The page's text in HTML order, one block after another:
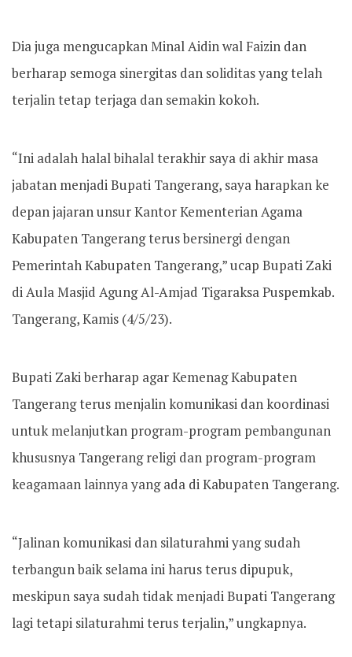
Dia juga mengucapkan Minal Aidin wal Faizin dan
berharap semoga sinergitas dan soliditas yang telah
terjalin tetap terjaga dan semakin kokoh.
“Ini adalah halal bihalal terakhir saya di akhir masa
jabatan menjadi Bupati Tangerang, saya harapkan ke
depan jajaran unsur Kantor Kementerian Agama
Kabupaten Tangerang terus bersinergi dengan
Pemerintah Kabupaten Tangerang,” ucap Bupati Zaki
di Aula Masjid Agung Al-Amjad Tigaraksa Puspemkab.
Tangerang, Kamis (4/5/23).
Bupati Zaki berharap agar Kemenag Kabupaten
Tangerang terus menjalin komunikasi dan koordinasi
untuk melanjutkan program-program pembangunan
khususnya Tangerang religi dan program-program
keagamaan lainnya yang ada di Kabupaten Tangerang.
“Jalinan komunikasi dan silaturahmi yang sudah
terbangun baik selama ini harus terus dipupuk,
meskipun saya sudah tidak menjadi Bupati Tangerang
lagi tetapi silaturahmi terus terjalin,” ungkapnya.